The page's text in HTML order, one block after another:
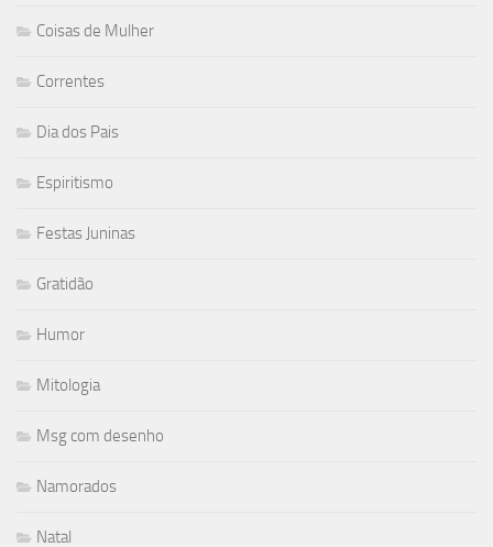
Coisas de Mulher
Correntes
Dia dos Pais
Espiritismo
Festas Juninas
Gratidão
Humor
Mitologia
Msg com desenho
Namorados
Natal